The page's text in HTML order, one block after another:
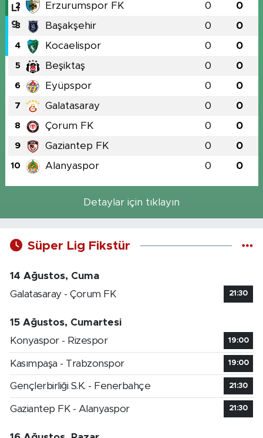
2 Erzurumspor FK 0 0
3 Başakşehir 0 0
4 Kocaelispor 0 0
5 Beşiktaş 0 0
6 Eyüpspor 0 0
7 Galatasaray 0 0
8 Çorum FK 0 0
9 Gaziantep FK 0 0
10 Alanyaspor 0 0
Detaylar için tıklayın
Süper Lig Fikstür
14 Ağustos, Cuma
Galatasaray - Çorum FK
21:30
15 Ağustos, Cumartesi
Konyaspor - Rizespor
19:00
Kasımpaşa - Trabzonspor 19:00
Gençlerbirliği S.K. - Fenerbahçe 21:30
Gaziantep FK - Alanyaspor 21:30